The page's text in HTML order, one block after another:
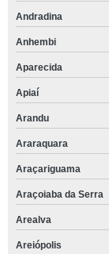
Andradina
Anhembi
Aparecida
Apiaí
Arandu
Araraquara
Araçariguama
Araçoiaba da Serra
Arealva
Areiópolis